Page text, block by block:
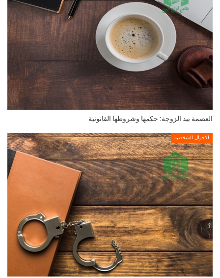
العصمة بيد الزوجة: حكمها وشروطها القانونية
الاحوال الشخصية